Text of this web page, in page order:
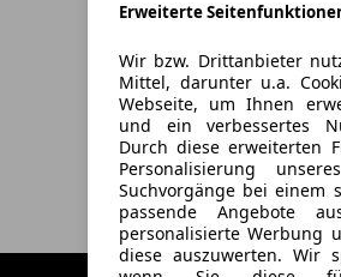
Erweiterte
Wir bzw. Drittanbieter
Mittel, darunter u.a.
Webseite, um Ihnen
und ein verbessertes
Durch diese erweiterten
Personalisierung
Suchvorgänge bei einem
passende Angebote
personalisierte Werbung
diese auszuwerten. Wir